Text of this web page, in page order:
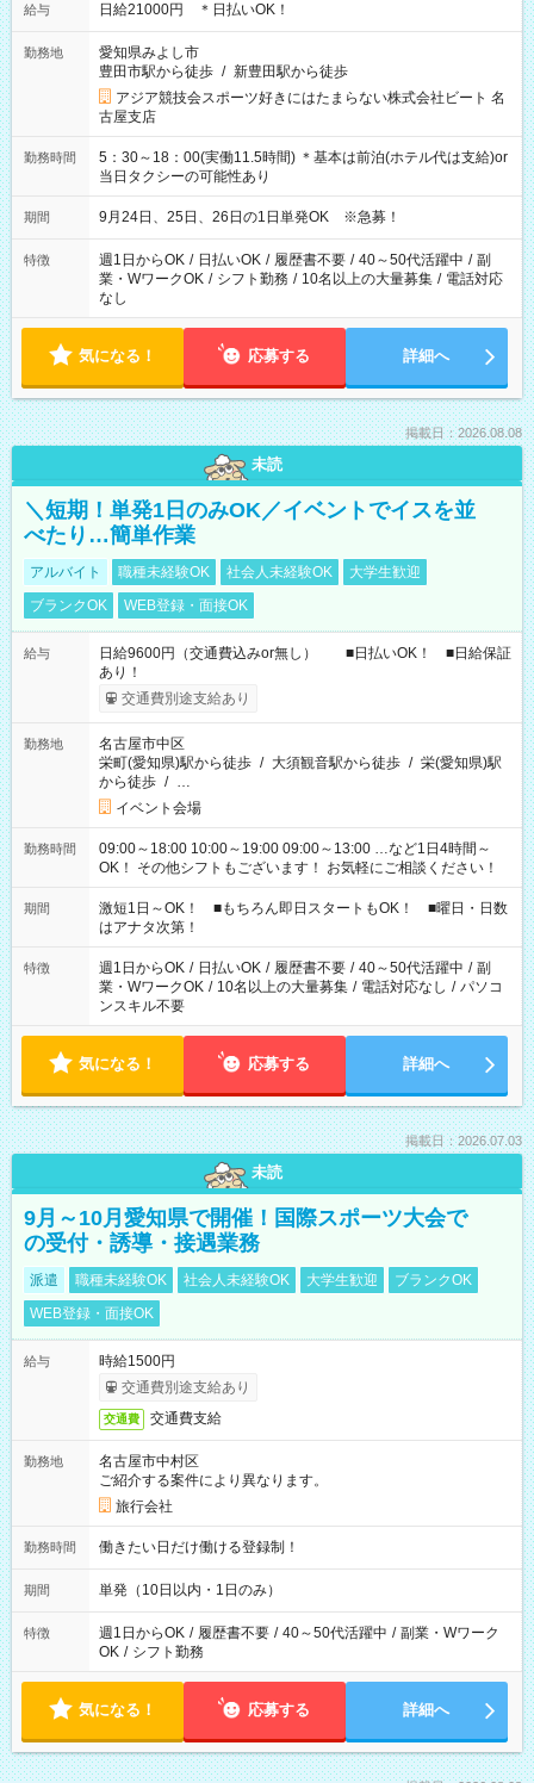
給与 日給21000円 ＊日払いOK！
勤務地
愛知県みよし市
豊田市駅から徒歩 / 新豊田駅から徒歩
アジア競技会スポーツ好きにはたまらない株式会社ビート 名
古屋支店
勤務時間
5：30～18：00(実働11.5時間) ＊基本は前泊(ホテル代は支給)or
当日タクシーの可能性あり
期間 9月24日、25日、26日の1日単発OK ※急募！
特徴 週1日からOK / 日払いOK / 履歴書不要 / 40～50代活躍中 / 副
業・WワークOK / シフト勤務 / 10名以上の大量募集 / 電話対応
なし
気になる！ 応募する 詳細へ
掲載日：2026.08.08
未読
＼短期！単発1日のみOK／イベントでイスを並
べたり…簡単作業
アルバイト 職種未経験OK 社会人未経験OK
大学生歓迎
ブランクOK
WEB登録・面接OK
給与
日給9600円（交通費込みor無し） ■日払いOK！ ■日給保証
あり！
交通費別途支給あり
勤務地
名古屋市中区
栄町(愛知県)駅から徒歩 / 大須観音駅から徒歩 / 栄(愛知県)駅
から徒歩 / …
イベント会場
勤務時間
09:00～18:00 10:00～19:00 09:00～13:00 …など1日4時間～
OK！ その他シフトもございます！ お気軽にご相談ください！
期間
激短1日～OK！ ■もちろん即日スタートもOK！ ■曜日・日数
はアナタ次第！
特徴 週1日からOK / 日払いOK / 履歴書不要 / 40～50代活躍中 / 副
業・WワークOK / 10名以上の大量募集 / 電話対応なし / パソコ
ンスキル不要
気になる！ 応募する 詳細へ
掲載日：2026.07.03
未読
9月～10月愛知県で開催！国際スポーツ大会で
の受付・誘導・接遇業務
派遣 職種未経験OK 社会人未経験OK 大学生歓迎
ブランクOK
WEB登録・面接OK
給与
時給1500円
交通費別途支給あり
交通費 交通費支給
勤務地
名古屋市中村区
ご紹介する案件により異なります。
旅行会社
勤務時間 働きたい日だけ働ける登録制！
期間 単発（10日以内・1日のみ）
特徴 週1日からOK / 履歴書不要 / 40～50代活躍中 / 副業・Wワーク
OK / シフト勤務
気になる！ 応募する 詳細へ